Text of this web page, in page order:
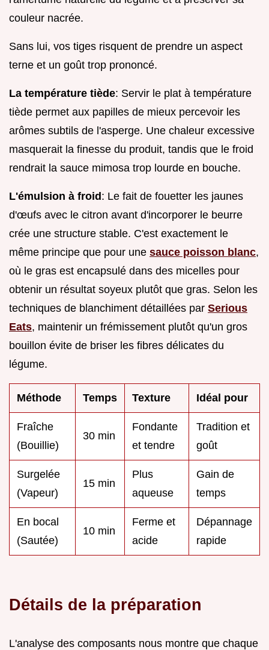
couleur nacrée.
Sans lui, vos tiges risquent de prendre un aspect
terne et un goût trop prononcé.
La température tiède: Servir le plat à température
tiède permet aux papilles de mieux percevoir les
arômes subtils de l'asperge. Une chaleur excessive
masquerait la finesse du produit, tandis que le froid
rendrait la sauce mimosa trop lourde en bouche.
L'émulsion à froid: Le fait de fouetter les jaunes
d'œufs avec le citron avant d'incorporer le beurre
crée une structure stable. C'est exactement le
même principe que pour une sauce poisson blanc,
où le gras est encapsulé dans des micelles pour
obtenir un résultat soyeux plutôt que gras. Selon les
techniques de blanchiment détaillées par Serious
Eats, maintenir un frémissement plutôt qu'un gros
bouillon évite de briser les fibres délicates du
légume.
Méthode Temps Texture Idéal pour
Fraîche
(Bouillie)
30 min
Fondante
et tendre
Tradition et
goût
Surgelée
(Vapeur)
15 min
Plus
aqueuse
Gain de
temps
En bocal
(Sautée)
10 min
Ferme et
acide
Dépannage
rapide
Détails de la préparation
L'analyse des composants nous montre que chaque